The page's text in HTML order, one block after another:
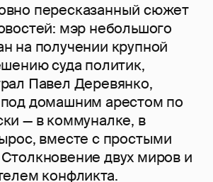
пересказанный сюжет
мэр небольшого
на получении крупной
суда политик,
Павел Деревянко,
домашним арестом по
— в коммуналке, в
вместе с простыми
двух миров и
конфликта.